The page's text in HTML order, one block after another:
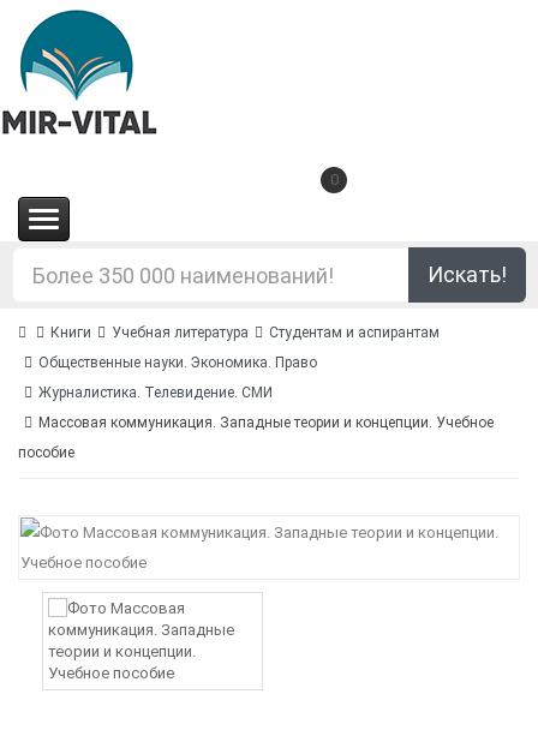
0
Искать!
Книги Учебная литература
Студентам и аспирантам
Общественные науки. Экономика. Право
Журналистика. Телевидение. СМИ
Массовая коммуникация. Западные теории и концепции. Учебное
пособие